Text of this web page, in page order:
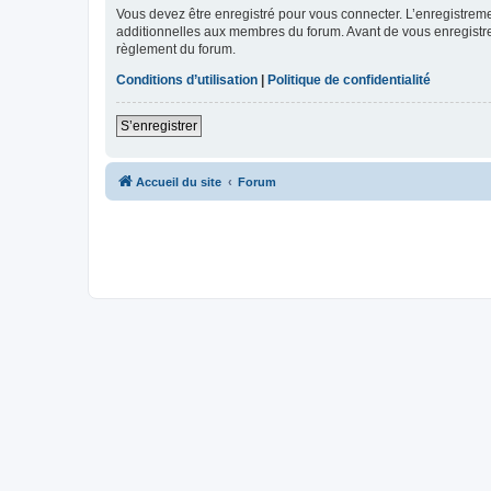
Vous devez être enregistré pour vous connecter.
additionnelles aux membres du forum. Avant de vous
règlement du forum.
Conditions d’utilisation | Politique de confidentialité
S’enregistrer
Accueil du site Forum